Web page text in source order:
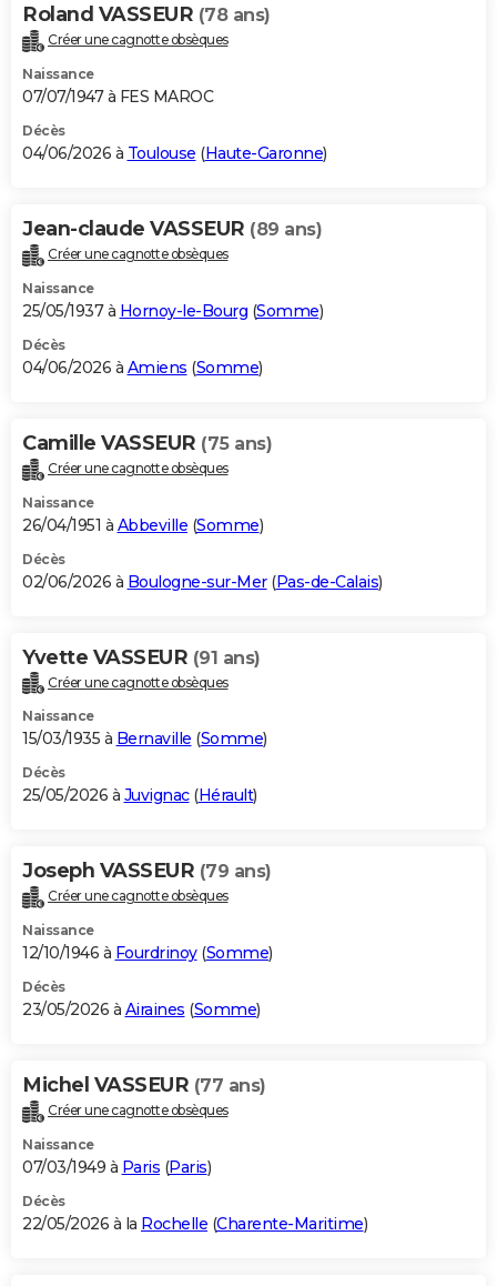
Roland VASSEUR (78 ans)
Créer une cagnotte obsèques
Naissance
07/07/1947 à FES MAROC
Décès
04/06/2026 à Toulouse (Haute-Garonne)
Jean-claude VASSEUR (89 ans)
Créer une cagnotte obsèques
Naissance
25/05/1937 à Hornoy-le-Bourg (Somme)
Décès
04/06/2026 à Amiens (Somme)
Camille VASSEUR (75 ans)
Créer une cagnotte obsèques
Naissance
26/04/1951 à Abbeville (Somme)
Décès
02/06/2026 à Boulogne-sur-Mer(Pas-de-Calais)
Yvette VASSEUR (91 ans)
Créer une cagnotte obsèques
Naissance
15/03/1935 à Bernaville (Somme)
Décès
25/05/2026 à Juvignac(Hérault)
Joseph VASSEUR (79 ans)
Créer une cagnotte obsèques
Naissance
12/10/1946 à Fourdrinoy(Somme)
Décès
23/05/2026 à Airaines (Somme)
Michel VASSEUR (77 ans)
Créer une cagnotte obsèques
Naissance
07/03/1949 à Paris (Paris)
Décès
22/05/2026 à la Rochelle (Charente-Maritime)